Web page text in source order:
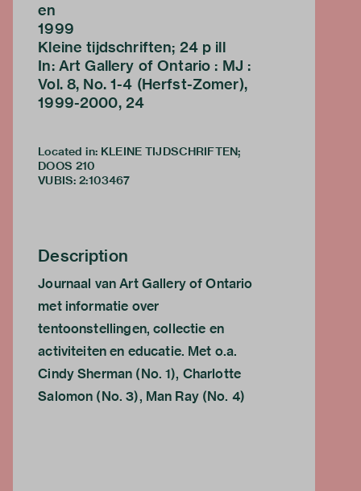
en
1999
Kleine tijdschriften; 24 p ill
In: Art Gallery of Ontario : MJ :
Vol. 8, No. 1-4 (Herfst-Zomer),
1999-2000, 24
Located in: KLEINE TIJDSCHRIFTEN;
DOOS 210
VUBIS: 2:103467
Description
Journaal van Art Gallery of Ontario
met informatie over
tentoonstellingen, collectie en
activiteiten en educatie. Met o.a.
Cindy Sherman (No. 1), Charlotte
Salomon (No. 3), Man Ray (No. 4)